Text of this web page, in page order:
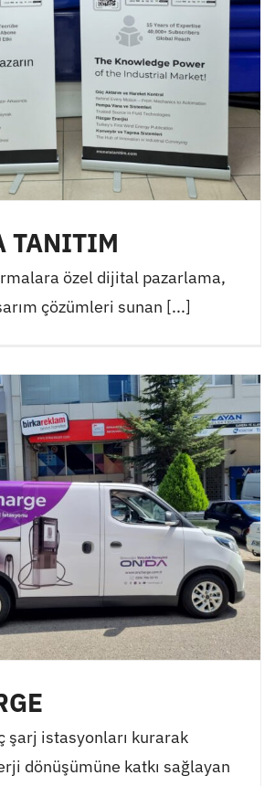
TANITIM
özel dijital pazarlama,
çözümleri sunan [...]
şarj istasyonları kurarak
dönüşümüne katkı sağlayan